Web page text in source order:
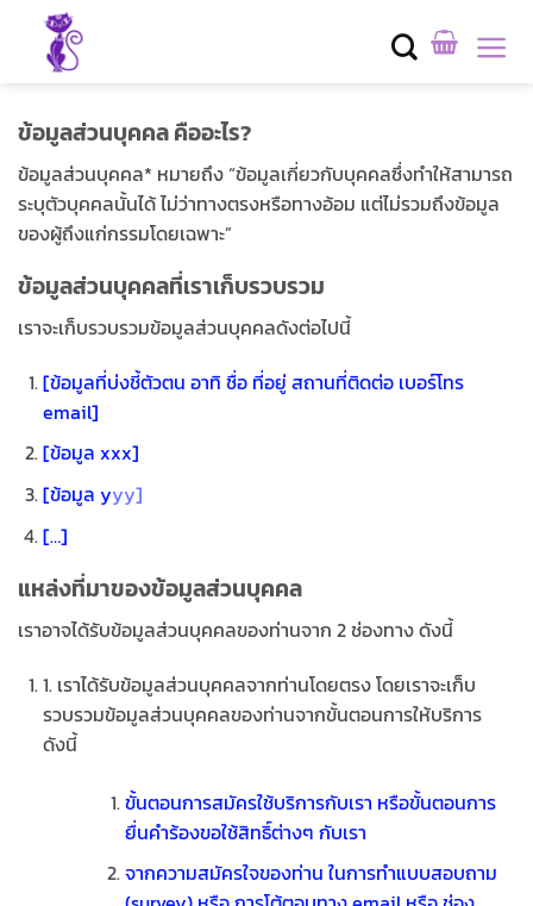
content
ข้อมูลส่วนบุคคล คืออะไร?
ข้อมูลส่วนบุคคล* หมายถึง “ข้อมูลเกี่ยวกับบุคคลซึ่งทำให้สามารถ
ระบุตัวบุคคลนั้นได้ ไม่ว่าทางตรงหรือทางอ้อม แต่ไม่รวมถึงข้อมูล
ของผู้ถึงแก่กรรมโดยเฉพาะ”
ข้อมูลส่วนบุคคลที่เราเก็บรวบรวม
เราจะเก็บรวบรวมข้อมูลส่วนบุคคลดังต่อไปนี้
[ข้อมูลที่บ่งชี้ตัวตน อาทิ ชื่อ ที่อยู่ สถานที่ติดต่อ เบอร์โทร
email]
[ข้อมูล xxx]
[ข้อมูล yyy]
[…]
แหล่งที่มาของข้อมูลส่วนบุคคล
เราอาจได้รับข้อมูลส่วนบุคคลของท่านจาก 2 ช่องทาง ดังนี้
1. เราได้รับข้อมูลส่วนบุคคลจากท่านโดยตรง โดยเราจะเก็บ
รวบรวมข้อมูลส่วนบุคคลของท่านจากขั้นตอนการให้บริการ
ดังนี้
ขั้นตอนการสมัครใช้บริการกับเรา หรือขั้นตอนการ
ยื่นคำร้องขอใช้สิทธิ์ต่างๆ กับเรา
จากความสมัครใจของท่าน ในการทำแบบสอบถาม